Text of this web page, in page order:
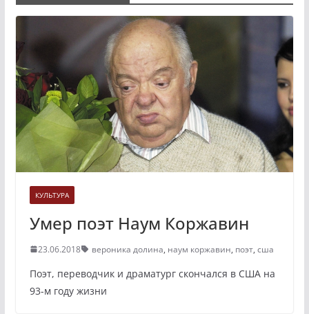
КУЛЬТУРА
Умер поэт Наум Коржавин
23.06.2018 вероника долина, наум коржавин, поэт, сша
Поэт, переводчик и драматург скончался в США на
93-м году жизни